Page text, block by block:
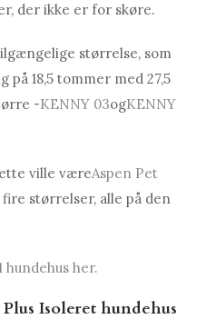
der ikke er for skøre.
størrelse, som
18,5 tommer med 27,5
-KENNY 03ogKENNY
ville væreAspen Pet
størrelser, alle på den
hundehus her.
Isoleret hundehus